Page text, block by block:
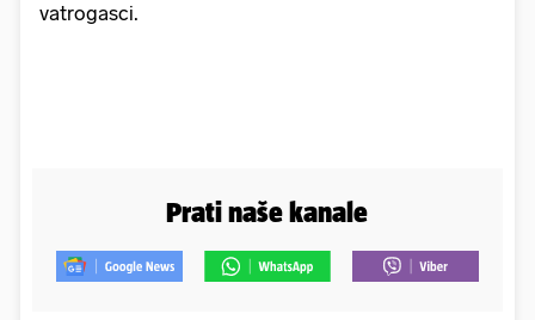
vatrogasci.
Prati naše kanale